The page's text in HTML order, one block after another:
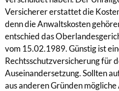
Versicherer erstattet die
denn die Anwaltskosten
entschied das
vom 15.02.1989. Günstig ist
Rechtsschutzversicherung für
Auseinandersetzung. Sollten
aus anderen Gründen mögliche